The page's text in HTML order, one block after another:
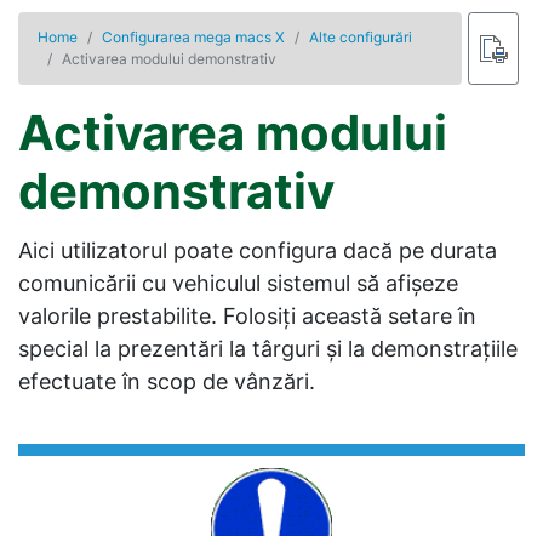
Home Configurarea mega macs X
Alte configurări
Activarea modului demonstrativ
Activarea modului
demonstrativ
Aici utilizatorul poate configura dacă pe durata
comunicării cu vehiculul sistemul să afișeze
valorile prestabilite. Folosiți această setare în
special la prezentări la târguri și la demonstrațiile
efectuate în scop de vânzări.